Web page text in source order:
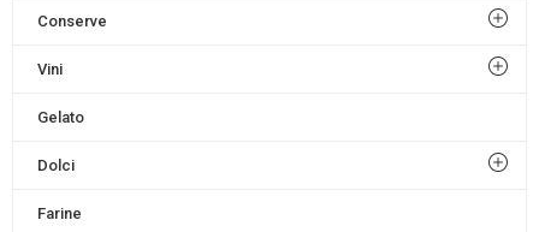
Conserve
Vini
Gelato
Dolci
Farine